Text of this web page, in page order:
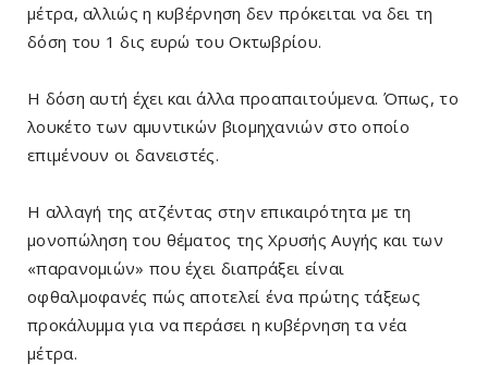
μέτρα, αλλιώς η κυβέρνηση δεν πρόκειται να δει τη
δόση του 1 δις ευρώ του Οκτωβρίου.
Η δόση αυτή έχει και άλλα προαπαιτούμενα. Όπως, το
λουκέτο των αμυντικών βιομηχανιών στο οποίο
επιμένουν οι δανειστές.
Η αλλαγή της ατζέντας στην επικαιρότητα με τη
μονοπώληση του θέματος της Χρυσής Αυγής και των
«παρανομιών» που έχει διαπράξει είναι
οφθαλμοφανές πώς αποτελεί ένα πρώτης τάξεως
προκάλυμμα για να περάσει η κυβέρνηση τα νέα
μέτρα.